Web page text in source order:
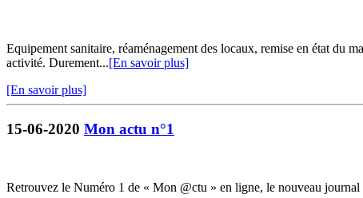
Equipement sanitaire, réaménagement des locaux, remise en état du
activité. Durement...[En savoir plus]
[En savoir plus]
15-06-2020 Mon actu n°1
Retrouvez le Numéro 1 de « Mon @ctu » en ligne, le nouveau